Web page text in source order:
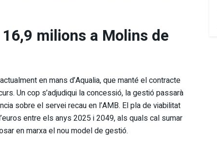
milions a Molins de
en mans d’Aqualia, que manté el contracte
Un cop s’adjudiqui la concessió, la gestió passarà
sobre el servei recau en l’AMB. El pla de viabilitat
entre els anys 2025 i 2049, als quals cal sumar
en marxa el nou model de gestió.